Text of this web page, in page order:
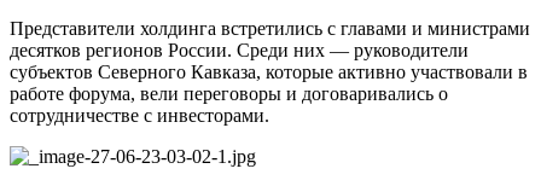
Представители холдинга встретились с главами и министрами
десятков регионов России. Среди них — руководители
субъектов Северного Кавказа, которые активно участвовали в
работе форума, вели переговоры и договаривались о
сотрудничестве с инвесторами.